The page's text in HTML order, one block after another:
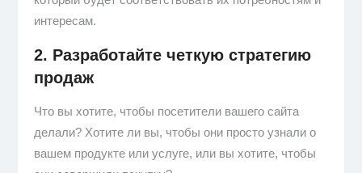
интересам.
2. Разработайте четкую стратегию
продаж
Что вы хотите, чтобы посетители вашего сайта
делали? Хотите ли вы, чтобы они просто узнали о
вашем продукте или услуге, или вы хотите, чтобы